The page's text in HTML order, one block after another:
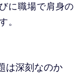
に職場で肩身の
。
は深刻なのか